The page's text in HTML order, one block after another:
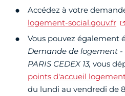
Accédez à votre
logement-social.gouv.fr
Vous pouvez également
Demande de logement -
PARIS CEDEX 13, vous
points d'accueil
du lundi au vendredi de